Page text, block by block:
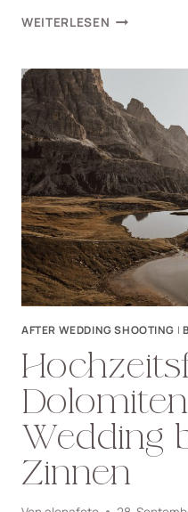
WEITERLESEN HOCHZEIT
ALTEN
SPINNEREI
NÄHE
MÜNCHEN
AFTER WEDDING SHOOTING |
Wedding
Zinnen